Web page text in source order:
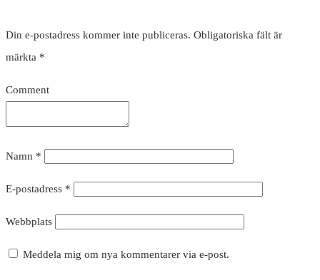
Din e-postadress kommer inte publiceras. Obligatoriska fält är
märkta *
Comment
Namn *
E-postadress *
Webbplats
Meddela mig om nya kommentarer via e-post.